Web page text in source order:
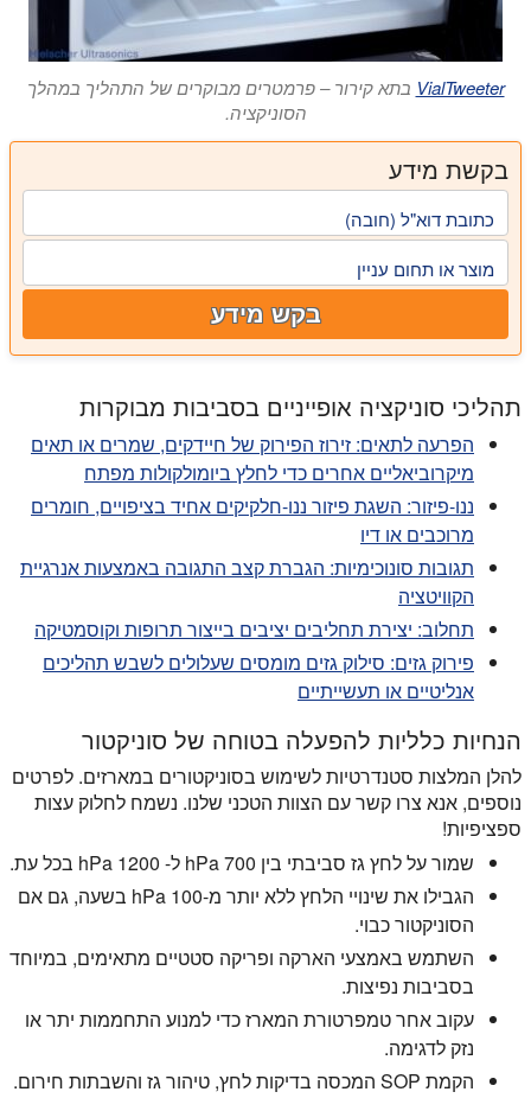
VialTweeter בתא קירור – פרמטרים מבוקרים של התהליך במהלך
הסוניקציה.
בקשת מידע
כתובת דוא"ל (חובה)
מוצר או תחום עניין
בקש מידע
תהליכי סוניקציה אופייניים בסביבות מבוקרות
הפרעה לתאים: זירוז הפירוק של חיידקים, שמרים או תאים
מיקרוביאליים אחרים כדי לחלץ ביומולקולות מפתח
ננו-פיזור: השגת פיזור ננו-חלקיקים אחיד בציפויים, חומרים
מרוכבים או דיו
תגובות סונוכימיות: הגברת קצב התגובה באמצעות אנרגיית
הקוויטציה
תחלוב: יצירת תחליבים יציבים בייצור תרופות וקוסמטיקה
פירוק גזים: סילוק גזים מומסים שעלולים לשבש תהליכים
אנליטיים או תעשייתיים
הנחיות כלליות להפעלה בטוחה של סוניקטור
להלן המלצות סטנדרטיות לשימוש בסוניקטורים במארזים. לפרטים
נוספים, אנא צרו קשר עם הצוות הטכני שלנו. נשמח לחלוק עצות
ספציפיות!
שמור על לחץ גז סביבתי בין 700 hPa ל- 1200 hPa בכל עת.
הגבילו את שינויי הלחץ ללא יותר מ-100 hPa בשעה, גם אם
הסוניקטור כבוי.
השתמש באמצעי הארקה ופריקה סטטיים מתאימים, במיוחד
בסביבות נפיצות.
עקוב אחר טמפרטורת המארז כדי למנוע התחממות יתר או
נזק לדגימה.
הקמת SOP המכסה בדיקות לחץ, טיהור גז והשבתות חירום.